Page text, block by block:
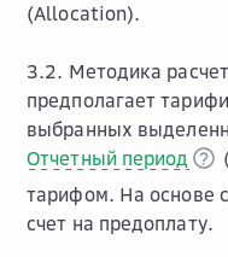
(Allocation).
3.2. Методика
предполагает
выбранных
Отчетный период
тарифом. На основе
счет на предоплату.